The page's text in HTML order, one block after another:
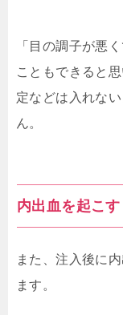
「目の調子が悪
こともできると
定などは入れな
ん。
内出血を起こ
また、注入後に
ます。